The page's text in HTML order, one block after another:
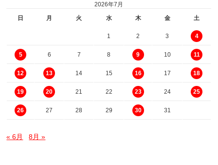
2026年7月
日
月 火 水 木 金 土
1 2 3 4
5 6 7 8 9 10 11
12 13 14 15 16 17 18
19 20 21 22 23 24 25
26 27 28 29 30 31
« 6月 8月 »